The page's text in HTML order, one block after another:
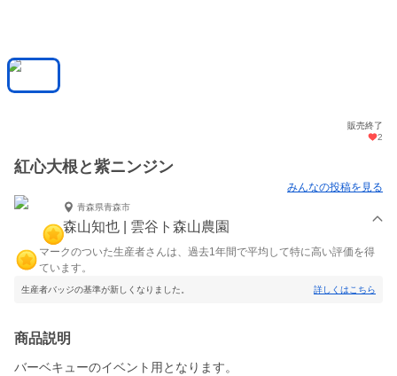
販売終了
2
紅心大根と紫ニンジン
みんなの投稿を見る
青森県青森市
森山知也 | 雲谷ト森山農園
マークのついた生産者さんは、過去1年間で平均して特に高い評価を得
ています。
生産者バッジの基準が新しくなりました。 詳しくはこちら
商品説明
バーベキューのイベント用となります。